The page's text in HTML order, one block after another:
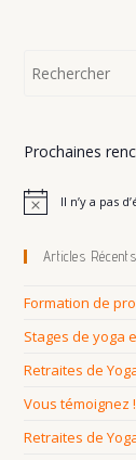
Prochaines
N
Il n’y a pas
Articles Récents
Formation de
Stages de yoga
Retraites de
Vous témoignez !
Retraites de